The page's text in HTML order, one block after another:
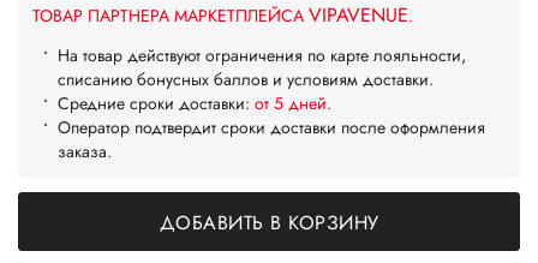
ТОВАР ПАРТНЕРА МАРКЕТПЛЕЙСА VIPAVENUE.
На товар действуют ограничения по карте лояльности,
списанию бонусных баллов и условиям доставки.
Средние сроки доставки: от 5 дней.
Оператор подтвердит сроки доставки после оформления
заказа.
ДОБАВИТЬ В КОРЗИНУ